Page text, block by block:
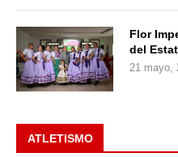
Flor
del
21 mayo,
ATLETISMO